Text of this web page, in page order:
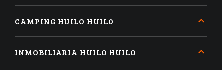
CAMPING HUILO HUILO
INMOBILIARIA HUILO HUILO